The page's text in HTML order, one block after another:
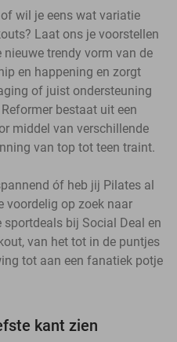
wil je eens wat variatie
Laat ons je voorstellen
nieuwe trendy vorm van de
en happening en zorgt
of juist ondersteuning
bestaat uit een
middel van verschillende
van top tot teen traint.
óf heb jij Pilates al
voordelig op zoek naar
bij Social Deal en
van het tot in de puntjes
tot aan een fanatiek potje
kant zien